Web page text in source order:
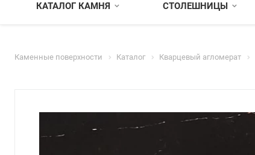
КАТАЛОГ КАМНЯ СТОЛЕШНИЦЫ
Каменные поверхности Каталог Кварцевый агломерат